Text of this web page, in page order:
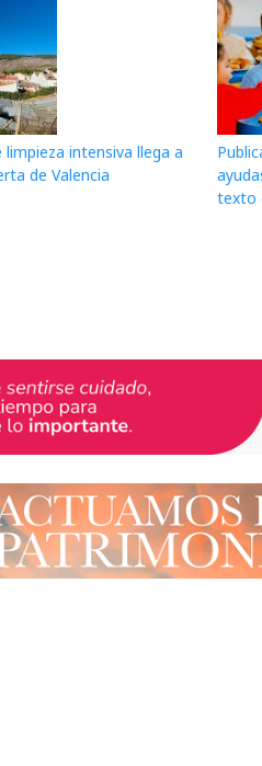
limpieza intensiva llega a
de Valencia
texto